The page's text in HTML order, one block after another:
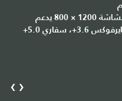
هذا الموقع هو أفضل عرض في دقة الشاشة 1200 × 800 يدعم
‹
›